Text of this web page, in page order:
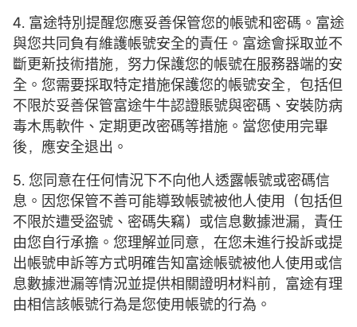
4. 富途特別提醒您應妥善保管您的帳號和密碼。富途
與您共同負有維護帳號安全的責任。富途會採取並不
斷更新技術措施，努力保護您的帳號在服務器端的安
全。您需要採取特定措施保護您的帳號安全，包括但
不限於妥善保管富途牛牛認證賬號與密碼、安裝防病
毒木馬軟件、定期更改密碼等措施。當您使用完畢
後，應安全退出。
5. 您同意在任何情況下不向他人透露帳號或密碼信
息。因您保管不善可能導致帳號被他人使用（包括但
不限於遭受盜號、密碼失竊）或信息數據泄漏，責任
由您自行承擔。您理解並同意，在您未進行投訴或提
出帳號申訴等方式明確告知富途帳號被他人使用或信
息數據泄漏等情況並提供相關證明材料前，富途有理
由相信該帳號行為是您使用帳號的行為。